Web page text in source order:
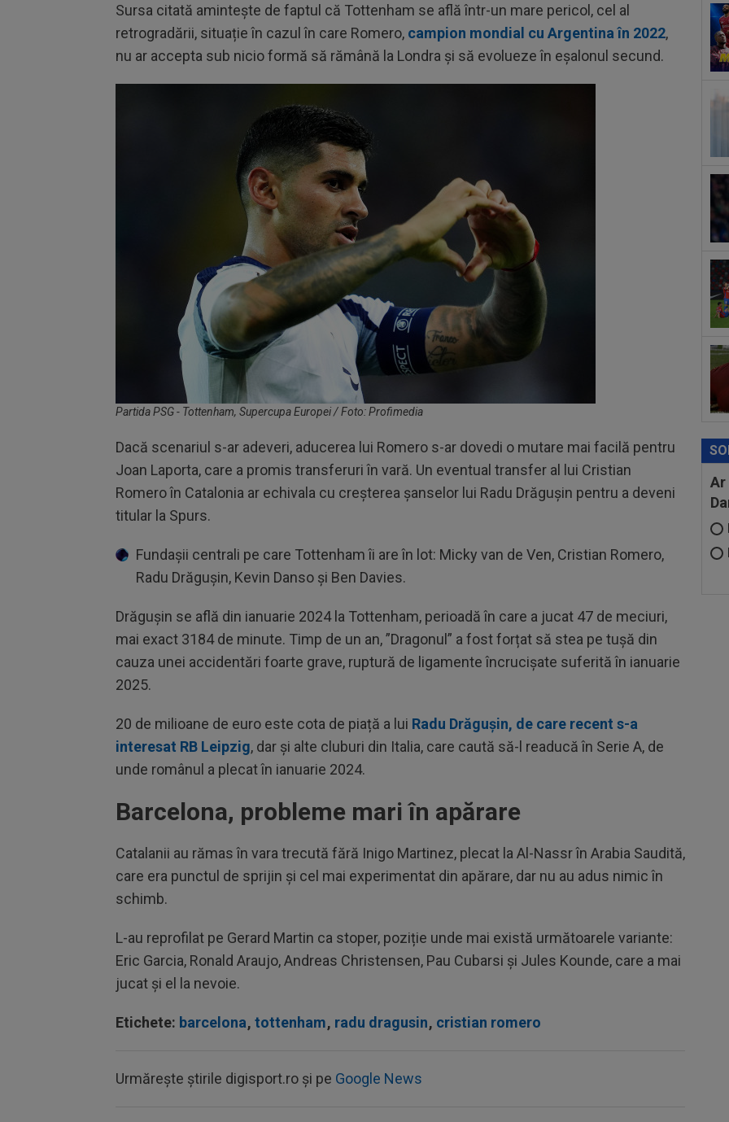
Sursa citată amintește de faptul că Tottenham se află într-un mare pericol, cel al
retrogradării, situație în cazul în care Romero, campion mondial cu Argentina în 2022,
nu ar accepta sub nicio formă să rămână la Londra și să evolueze în eșalonul secund.
Partida PSG - Tottenham, Supercupa Europei / Foto: Profimedia
Dacă scenariul s-ar adeveri, aducerea lui Romero s-ar dovedi o mutare mai facilă pentru
Joan Laporta, care a promis transferuri în vară. Un eventual transfer al lui Cristian
Romero în Catalonia ar echivala cu creșterea șanselor lui Radu Drăgușin pentru a deveni
titular la Spurs.
Fundașii centrali pe care Tottenham îi are în lot: Micky van de Ven, Cristian Romero,
Radu Drăgușin, Kevin Danso și Ben Davies.
Drăgușin se află din ianuarie 2024 la Tottenham, perioadă în care a jucat 47 de meciuri,
mai exact 3184 de minute. Timp de un an, ”Dragonul” a fost forțat să stea pe tușă din
cauza unei accidentări foarte grave, ruptură de ligamente încrucișate suferită în ianuarie
2025.
20 de milioane de euro este cota de piață a lui Radu Drăgușin, de care recent s-a
interesat RB Leipzig, dar și alte cluburi din Italia, care caută să-l readucă în Serie A, de
unde românul a plecat în ianuarie 2024.
Barcelona, probleme mari în apărare
Catalanii au rămas în vara trecută fără Inigo Martinez, plecat la Al-Nassr în Arabia Saudită,
care era punctul de sprijin și cel mai experimentat din apărare, dar nu au adus nimic în
schimb.
L-au reprofilat pe Gerard Martin ca stoper, poziție unde mai există următoarele variante:
Eric Garcia, Ronald Araujo, Andreas Christensen, Pau Cubarsi și Jules Kounde, care a mai
jucat și el la nevoie.
Etichete: barcelona, tottenham, radu dragusin, cristian romero
Urmărește știrile digisport.ro și pe Google News
pe
un...
ți
Ar